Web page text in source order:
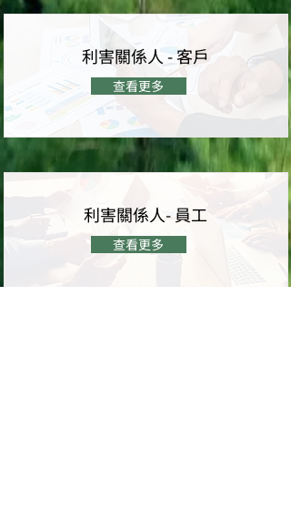
利害關係人 - 客戶
查看更多
利害關係人- 員工
查看更多